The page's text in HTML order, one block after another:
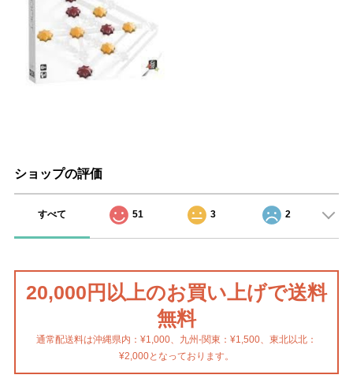
ショップの評価
すべて 51 3 2
20,000円以上のお買い上げで送料
無料
通常配送料は沖縄県内：¥1,000、九州-関東：¥1,500、東北以北：
¥2,000となっております。